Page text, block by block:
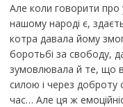
Але коли говорити про
нашому народі є,
котра давала йому
боротьбі за свободу,
зумовлювала й те, що
силою і через доброту
час… Але ця ж